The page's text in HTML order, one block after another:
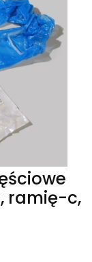
ramię-c,